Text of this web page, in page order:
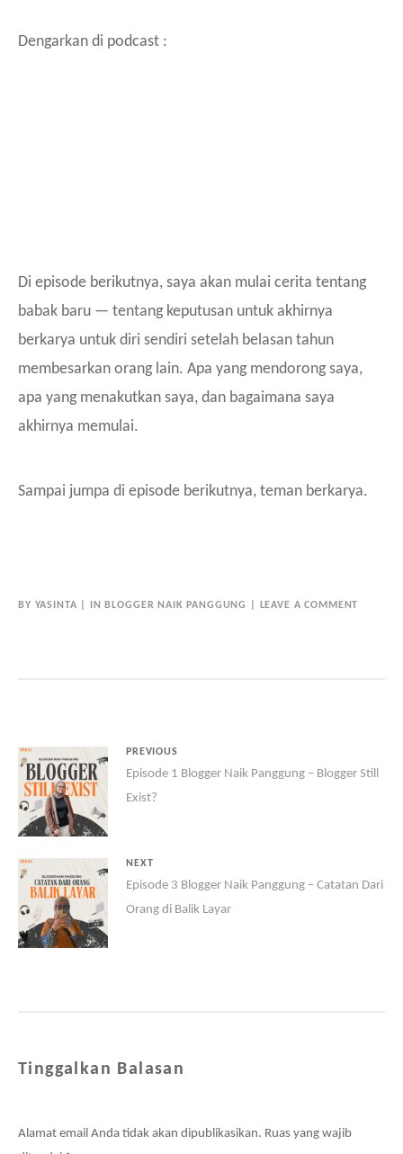
Dengarkan di podcast :
Di episode berikutnya, saya akan mulai cerita tentang
babak baru — tentang keputusan untuk akhirnya
berkarya untuk diri sendiri setelah belasan tahun
membesarkan orang lain. Apa yang mendorong saya,
apa yang menakutkan saya, dan bagaimana saya
akhirnya memulai.
Sampai jumpa di episode berikutnya, teman berkarya.
BY YASINTA IN BLOGGER NAIK PANGGUNG LEAVE A COMMENT
PREVIOUS
Episode 1 Blogger Naik Panggung – Blogger Still
Exist?
NEXT
Episode 3 Blogger Naik Panggung – Catatan Dari
Orang di Balik Layar
Tinggalkan Balasan
Alamat email Anda tidak akan dipublikasikan. Ruas yang wajib